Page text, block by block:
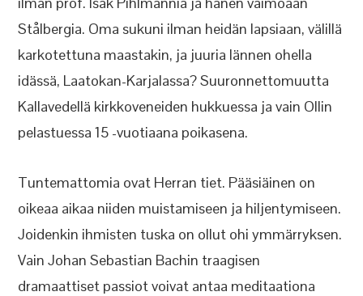
Stålbergia. Oma sukuni ilman heidän lapsiaan, välillä
karkotettuna maastakin, ja juuria lännen ohella
idässä, Laatokan-Karjalassa? Suuronnettomuutta
Kallavedellä kirkkoveneiden hukkuessa ja vain Ollin
pelastuessa 15 -vuotiaana poikasena.
Tuntemattomia ovat Herran tiet. Pääsiäinen on
oikeaa aikaa niiden muistamiseen ja hiljentymiseen.
Joidenkin ihmisten tuska on ollut ohi ymmärryksen.
Vain Johan Sebastian Bachin traagisen
dramaattiset passiot voivat antaa meditaationa